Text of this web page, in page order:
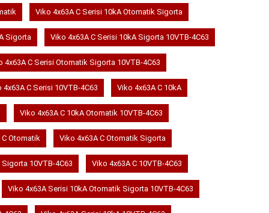
Viko 4x63A C Serisi 10kA Otomatik Sigorta
Sigorta Viko 4x63A C Serisi 10kA Sigorta 10VTB-4C63
4x63A C Serisi Otomatik Sigorta 10VTB-4C63
4x63A C Serisi 10VTB-4C63 Viko 4x63A C 10kA
Viko 4x63A C 10kA Otomatik 10VTB-4C63
Otomatik Viko 4x63A C Otomatik Sigorta
Sigorta 10VTB-4C63 Viko 4x63A C 10VTB-4C63
Viko 4x63A Serisi 10kA Otomatik Sigorta 10VTB-4C63